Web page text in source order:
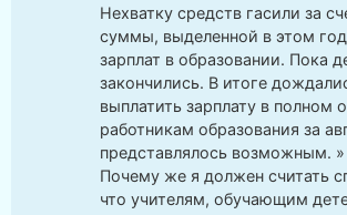
Нехватку средств гасили за
суммы, выделенной в этом
зарплат в образовании. Пока
закончились. В итоге
выплатить зарплату в полном
работникам образования за
представлялось возможным. »
Почему же я должен считать
что учителям, обучающим